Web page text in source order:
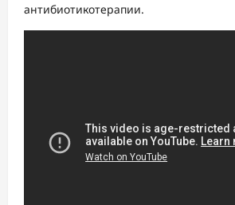
антибиотикотерапии.